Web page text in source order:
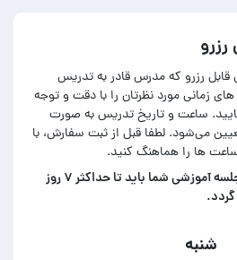
قابل رزرو که مدرس قادر به تدریس
زمانی مورد نظرتان را با دقت و توجه
ساعت و تاریخ تدریس به صورت
می‌شود. لطفا قبل از ثبت سفارش، با
ها را هماهنگ کنید.
در‌ نظر داشته باشید اولین جلسه آموزشی شما باید تا حداکثر ۷ روز
شنبه